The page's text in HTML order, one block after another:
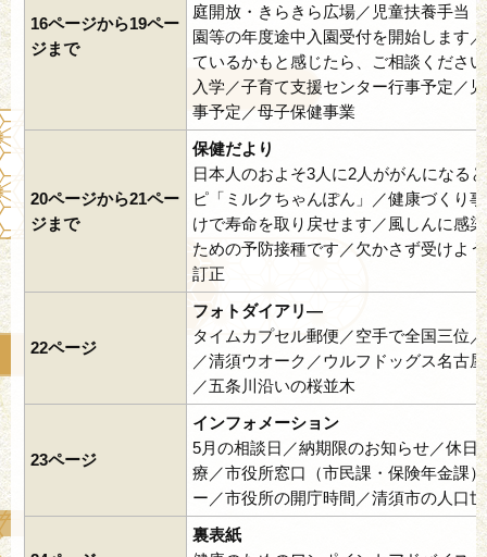
16ページから19ペー
ジまで
庭開放・きらきら広場／児童扶養手当
園等の年度途中入園受付を開始します
ているかもと感じたら、ご相談くださ
入学／子育て支援センター行事予定／
事予定／母子保健事業
20ページから21ペー
ジまで
保健だより
日本人のおよそ3人に2人ががんになる
ピ「ミルクちゃんぽん」／健康づくり
けで寿命を取り戻せます／風しんに感
ための予防接種です／欠かさず受けよ
訂正
22ページ
フォトダイアリ―
タイムカプセル郵便／空手で全国三位
／清須ウオーク／ウルフドッグス名古
／五条川沿いの桜並木
23ページ
インフォメーション
5月の相談日／納期限のお知らせ／休日
療／市役所窓口（市民課・保険年金課
ー／市役所の開庁時間／清須市の人口
裏表紙